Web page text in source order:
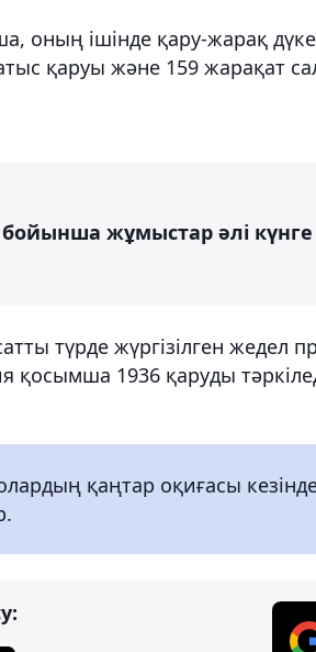
оның ішінде қару-жарақ
қаруы және 159 жарақат
жұмыстар әлі
түрде жүргізілген жедел
қосымша 1936 қаруды
қаңтар оқиғасы